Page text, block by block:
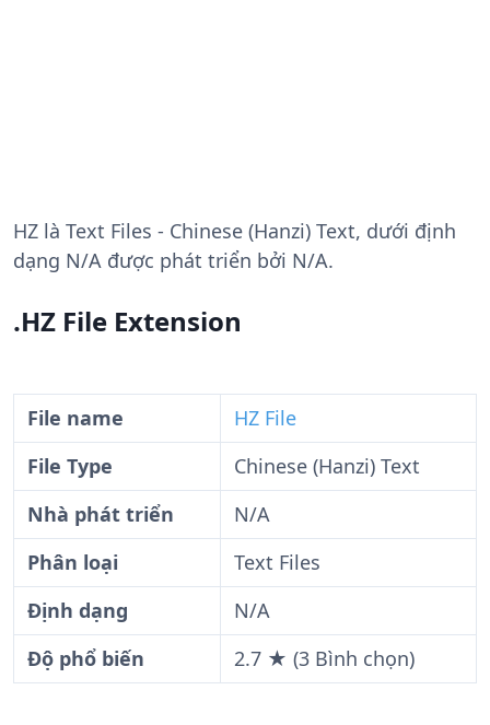
HZ là Text Files - Chinese (Hanzi) Text, dưới định
dạng N/A được phát triển bởi N/A.
.HZ File Extension
File name
HZ File
File Type
Chinese (Hanzi) Text
Nhà phát triển
N/A
Phân loại
Text Files
Định dạng
N/A
Độ phổ biến
2.7 ★ (3 Bình chọn)